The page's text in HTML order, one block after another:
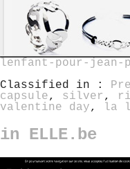
lenfant-pour-jean-
Classified in :
capsule, silver ,
valentine day, la
in ELLE.be